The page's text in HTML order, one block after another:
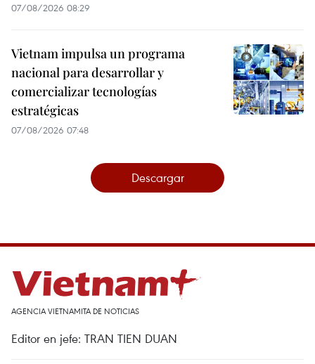
07/08/2026 08:29
Vietnam impulsa un programa
nacional para desarrollar y
comercializar tecnologías
estratégicas
07/08/2026 07:48
Descargar
AGENCIA VIETNAMITA DE NOTICIAS
Editor en jefe: TRAN TIEN DUAN